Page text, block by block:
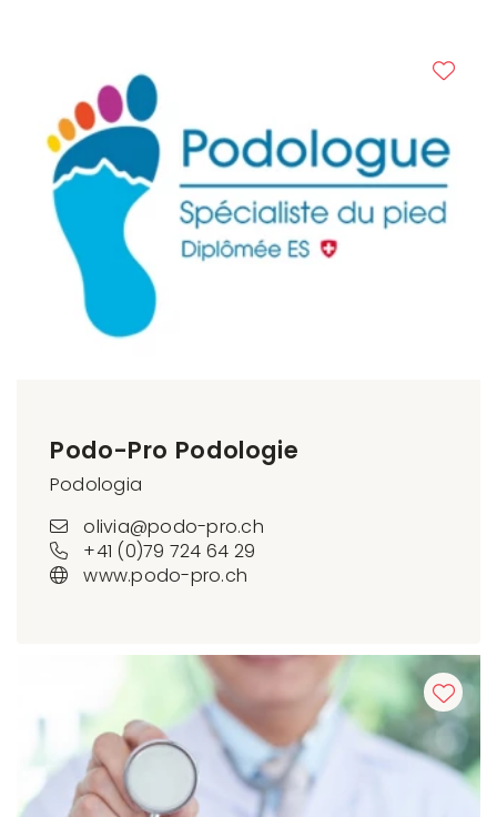
Podo-Pro Podologie
Podologia
olivia@podo-pro.ch
+41 (0)79 724 64 29
www.podo-pro.ch